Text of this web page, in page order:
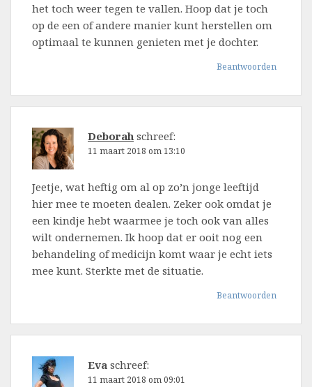
het toch weer tegen te vallen. Hoop dat je toch
op de een of andere manier kunt herstellen om
optimaal te kunnen genieten met je dochter.
Beantwoorden
Deborah schreef:
11 maart 2018 om 13:10
Jeetje, wat heftig om al op zo’n jonge leeftijd
hier mee te moeten dealen. Zeker ook omdat je
een kindje hebt waarmee je toch ook van alles
wilt ondernemen. Ik hoop dat er ooit nog een
behandeling of medicijn komt waar je echt iets
mee kunt. Sterkte met de situatie.
Beantwoorden
Eva schreef:
11 maart 2018 om 09:01